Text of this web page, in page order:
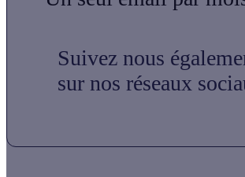
Suivez nous
sur nos réseaux